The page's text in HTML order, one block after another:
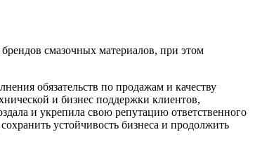
смазочных материалов, при этом
обязательств по продажам и качеству
и бизнес поддержки клиентов,
и укрепила свою репутацию ответственного
устойчивость бизнеса и продолжить